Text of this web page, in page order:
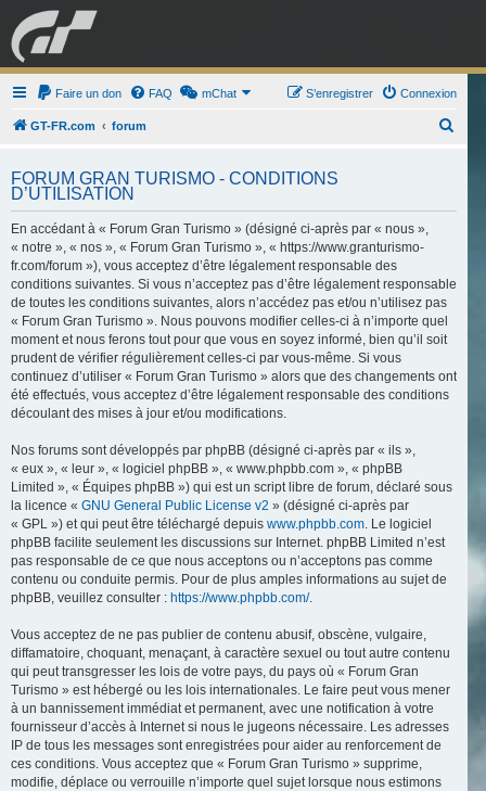
GRAN TURISMO FORUM
ESPORT BOUTIQUE
Faire un don FAQ mChat Connexion
S’enregistrer
GT-FR.com forum
FORUM GRAN TURISMO - CONDITIONS
D’UTILISATION
En accédant à « Forum Gran Turismo » (désigné ci-après par « nous »,
« notre », « nos », « Forum Gran Turismo », « https://www.granturismo-
fr.com/forum »), vous acceptez d’être légalement responsable des
conditions suivantes. Si vous n’acceptez pas d’être légalement responsable
de toutes les conditions suivantes, alors n’accédez pas et/ou n’utilisez pas
« Forum Gran Turismo ». Nous pouvons modifier celles-ci à n’importe quel
moment et nous ferons tout pour que vous en soyez informé, bien qu’il soit
prudent de vérifier régulièrement celles-ci par vous-même. Si vous
continuez d’utiliser « Forum Gran Turismo » alors que des changements ont
été effectués, vous acceptez d’être légalement responsable des conditions
découlant des mises à jour et/ou modifications.
Nos forums sont développés par phpBB (désigné ci-après par « ils »,
« eux », « leur », « logiciel phpBB », « www.phpbb.com », « phpBB
Limited », « Équipes phpBB ») qui est un script libre de forum, déclaré sous
la licence « GNU General Public License v2 » (désigné ci-après par
« GPL ») et qui peut être téléchargé depuis www.phpbb.com. Le logiciel
phpBB facilite seulement les discussions sur Internet. phpBB Limited n’est
pas responsable de ce que nous acceptons ou n’acceptons pas comme
contenu ou conduite permis. Pour de plus amples informations au sujet de
phpBB, veuillez consulter : https://www.phpbb.com/.
Vous acceptez de ne pas publier de contenu abusif, obscène, vulgaire,
diffamatoire, choquant, menaçant, à caractère sexuel ou tout autre contenu
qui peut transgresser les lois de votre pays, du pays où « Forum Gran
Turismo » est hébergé ou les lois internationales. Le faire peut vous mener
à un bannissement immédiat et permanent, avec une notification à votre
fournisseur d’accès à Internet si nous le jugeons nécessaire. Les adresses
IP de tous les messages sont enregistrées pour aider au renforcement de
ces conditions. Vous acceptez que « Forum Gran Turismo » supprime,
modifie, déplace ou verrouille n’importe quel sujet lorsque nous estimons